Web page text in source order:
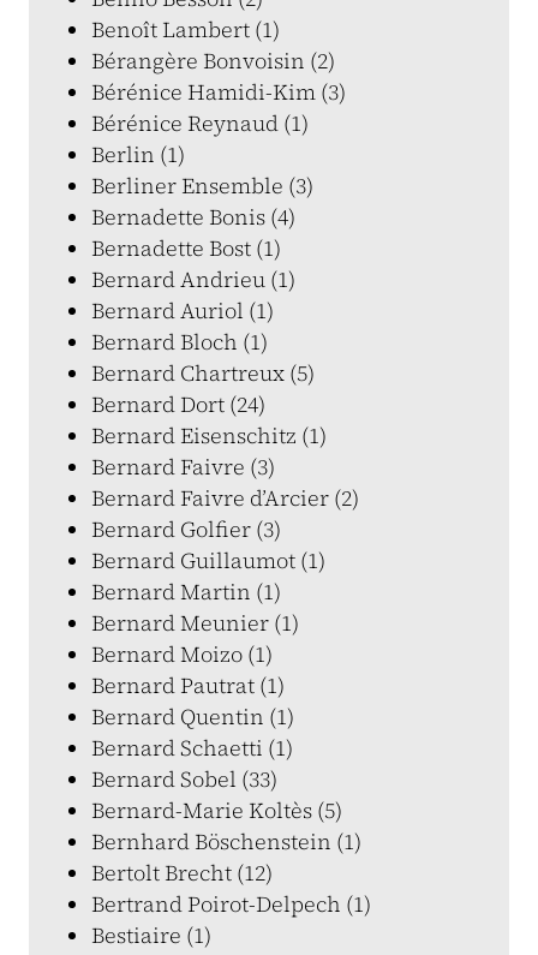
Benoît Lambert (1)
Bérangère Bonvoisin (2)
Bérénice Hamidi-Kim (3)
Bérénice Reynaud (1)
Berlin (1)
Berliner Ensemble (3)
Bernadette Bonis (4)
Bernadette Bost (1)
Bernard Andrieu (1)
Bernard Auriol (1)
Bernard Bloch (1)
Bernard Chartreux (5)
Bernard Dort (24)
Bernard Eisenschitz (1)
Bernard Faivre (3)
Bernard Faivre d’Arcier (2)
Bernard Golfier (3)
Bernard Guillaumot (1)
Bernard Martin (1)
Bernard Meunier (1)
Bernard Moizo (1)
Bernard Pautrat (1)
Bernard Quentin (1)
Bernard Schaetti (1)
Bernard Sobel (33)
Bernard-Marie Koltès (5)
Bernhard Böschenstein (1)
Bertolt Brecht (12)
Bertrand Poirot-Delpech (1)
Bestiaire (1)